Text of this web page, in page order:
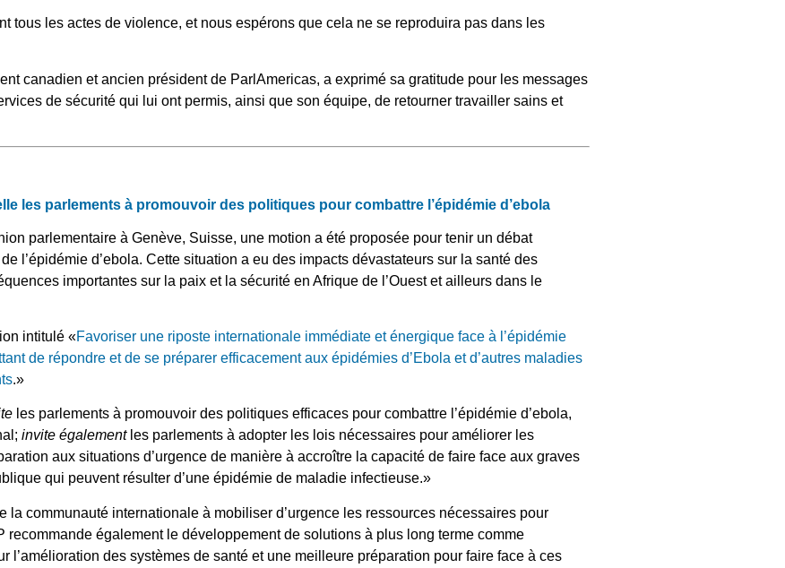
tous les actes de violence, et nous espérons que cela ne se reproduira pas dans les
canadien et ancien président de ParlAmericas, a exprimé sa gratitude pour les messages
de sécurité qui lui ont permis, ainsi que son équipe, de retourner travailler sains et
les parlements à promouvoir des politiques pour combattre l’épidémie d’ebola
parlementaire à Genève, Suisse, une motion a été proposée pour tenir un débat
l’épidémie d’ebola. Cette situation a eu des impacts dévastateurs sur la santé des
importantes sur la paix et la sécurité en Afrique de l’Ouest et ailleurs dans le
intitulé «Favoriser une riposte internationale immédiate et énergique face à l’épidémie
de répondre et de se préparer efficacement aux épidémies d’Ebola et d’autres maladies
.»
les parlements à promouvoir des politiques efficaces pour combattre l’épidémie d’ebola,
invite égalementles parlements à adopter les lois nécessaires pour améliorer les
aux situations d’urgence de manière à accroître la capacité de faire face aux graves
qui peuvent résulter d’une épidémie de maladie infectieuse.»
la communauté internationale à mobiliser d’urgence les ressources nécessaires pour
recommande également le développement de solutions à plus long terme comme
l’amélioration des systèmes de santé et une meilleure préparation pour faire face à ces